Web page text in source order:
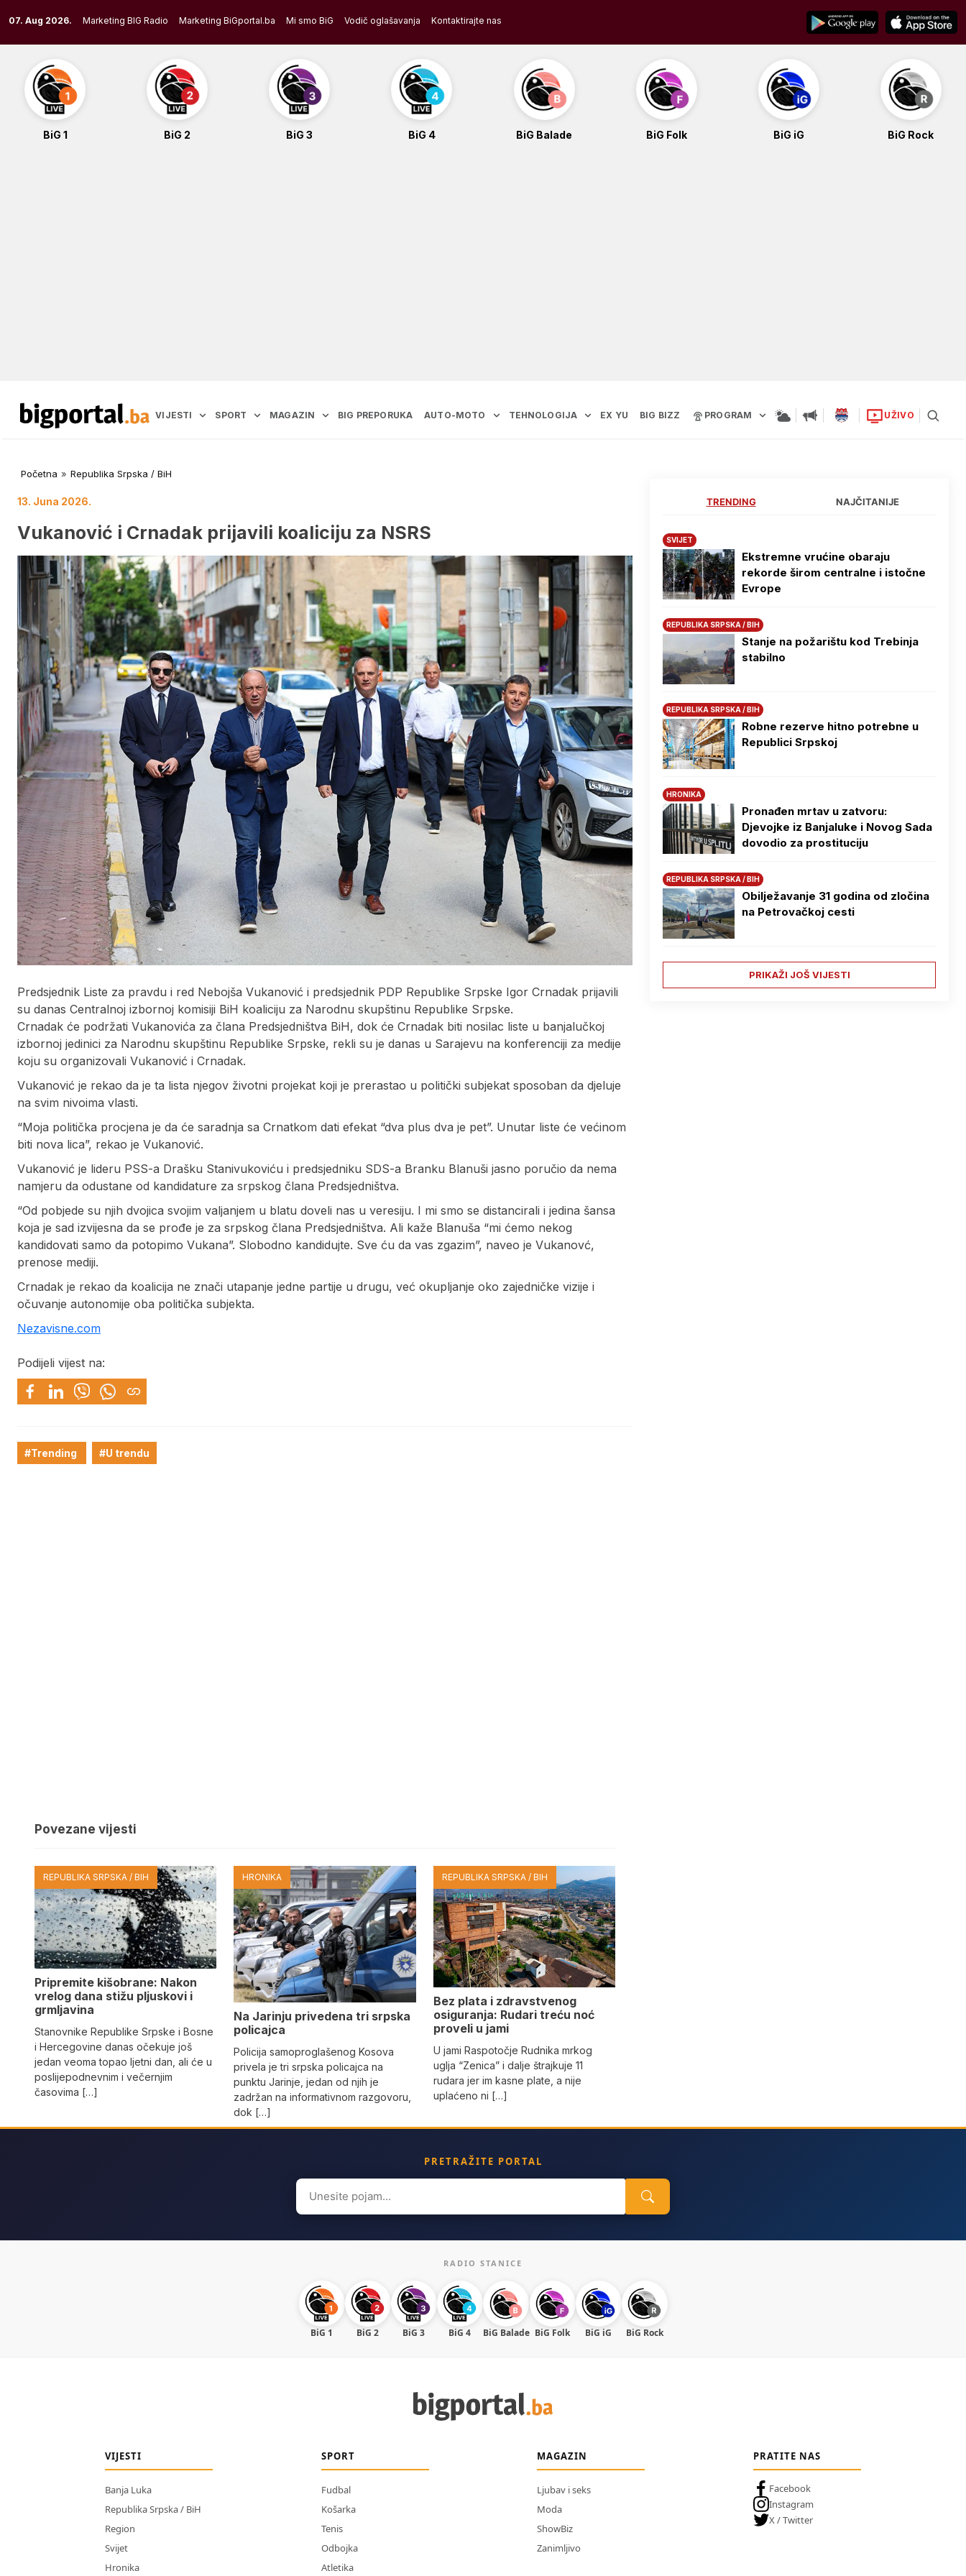
to
content
07. Aug 2026. Marketing BIG Radio Marketing BiGportal.ba Mi smo BiG Vodič oglašavanja Kontaktirajte nas
BiG 1 BiG 2 BiG 3 BiG 4 BiG Balade BiG Folk BiG iG BiG Rock
VIJESTI SPORT MAGAZIN BIG PREPORUKA AUTO-MOTO TEHNOLOGIJA EX YU BIG BIZZ PROGRAM UŽIVO
Početna » Republika Srpska / BiH
13. Juna 2026.
Vukanović i Crnadak prijavili koaliciju za NSRS
Predsjednik Liste za pravdu i red Nebojša Vukanović i predsjednik PDP Republike Srpske Igor Crnadak prijavili
su danas Centralnoj izbornoj komisiji BiH koaliciju za Narodnu skupštinu Republike Srpske.
Crnadak će podržati Vukanovića za člana Predsjedništva BiH, dok će Crnadak biti nosilac liste u banjalučkoj
izbornoj jedinici za Narodnu skupštinu Republike Srpske, rekli su je danas u Sarajevu na konferenciji za medije
koju su organizovali Vukanović i Crnadak.
Vukanović je rekao da je ta lista njegov životni projekat koji je prerastao u politički subjekat sposoban da djeluje
na svim nivoima vlasti.
“Moja politička procjena je da će saradnja sa Crnatkom dati efekat “dva plus dva je pet”. Unutar liste će većinom
biti nova lica”, rekao je Vukanović.
Vukanović je lideru PSS-a Drašku Stanivukoviću i predsjedniku SDS-a Branku Blanuši jasno poručio da nema
namjeru da odustane od kandidature za srpskog člana Predsjedništva.
“Od pobjede su njih dvojica svojim valjanjem u blatu doveli nas u veresiju. I mi smo se distancirali i jedina šansa
koja je sad izvijesna da se prođe je za srpskog člana Predsjedništva. Ali kaže Blanuša “mi ćemo nekog
kandidovati samo da potopimo Vukana”. Slobodno kandidujte. Sve ću da vas zgazim”, naveo je Vukanovć,
prenose mediji.
Crnadak je rekao da koalicija ne znači utapanje jedne partije u drugu, već okupljanje oko zajedničke vizije i
očuvanje autonomije oba politička subjekta.
Nezavisne.com
Podijeli vijest na:
#Trending #U trendu
Povezane vijesti
REPUBLIKA SRPSKA / BIH
Pripremite kišobrane: Nakon
vrelog dana stižu pljuskovi i
grmljavina
Stanovnike Republike Srpske i Bosne
i Hercegovine danas očekuje još
jedan veoma topao ljetni dan, ali će u
poslijepodnevnim i večernjim
časovima […]
HRONIKA
Na Јarinju privedena tri srpska
policajca
Policija samoproglašenog Kosova
privela je tri srpska policajca na
punktu Јarinje, jedan od njih je
zadržan na informativnom razgovoru,
dok […]
REPUBLIKA SRPSKA / BIH
Bez plata i zdravstvenog
osiguranja: Rudari treću noć
proveli u jami
U jami Raspotočje Rudnika mrkog
uglja “Zenica” i dalje štrajkuje 11
rudara jer im kasne plate, a nije
uplaćeno ni […]
TRENDING NAJČITANIJE
SVIJET
Ekstremne vrućine obaraju
rekorde širom centralne i istočne
Evrope
REPUBLIKA SRPSKA / BIH
Stanje na požarištu kod Trebinja
stabilno
REPUBLIKA SRPSKA / BIH
Robne rezerve hitno potrebne u
Republici Srpskoj
HRONIKA
Pronađen mrtav u zatvoru:
Djevojke iz Banjaluke i Novog Sada
dovodio za prostituciju
REPUBLIKA SRPSKA / BIH
Obilježavanje 31 godina od zločina
na Petrovačkoj cesti
PRIKAŽI JOŠ VIJESTI
PRETRAŽITE PORTAL
Search
for:
RADIO STANICE
BiG 1 BiG 2 BiG 3 BiG 4 BiG Balade BiG Folk BiG iG BiG Rock
VIJESTI
Banja Luka
Republika Srpska / BiH
Region
Svijet
Hronika
SPORT
Fudbal
Košarka
Tenis
Odbojka
Atletika
MAGAZIN
Ljubav i seks
Moda
ShowBiz
Zanimljivo
PRATITE NAS
Facebook
Instagram
X / Twitter